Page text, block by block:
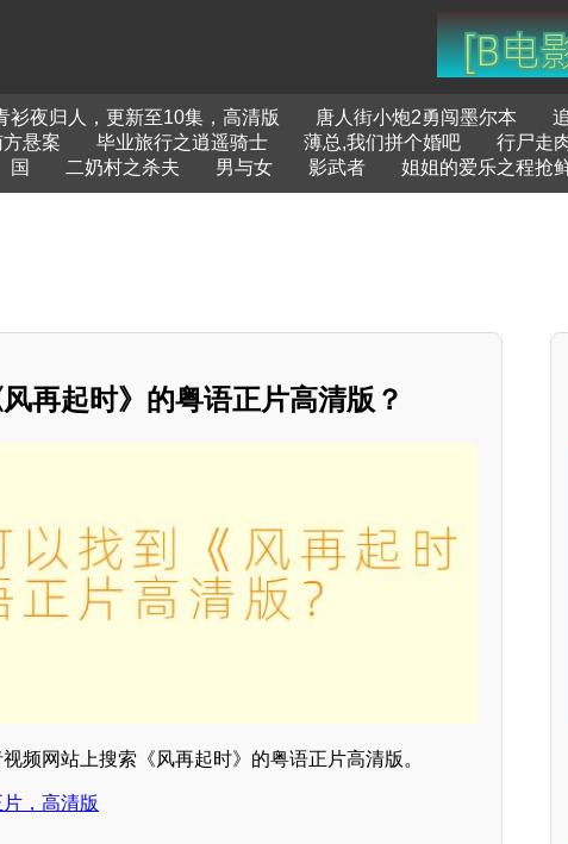
衫夜归人，更新至10集，高清版 唐人街小炮2勇闯墨尔本
悬案 毕业旅行之逍遥骑士 薄总,我们拼个婚吧 行尸走
国
二奶村之杀夫 男与女 影武者 姐姐的爱乐之程抢
再起时》的粤语正片高清版？
频网站上搜索《风再起时》的粤语正片高清版。
，高清版